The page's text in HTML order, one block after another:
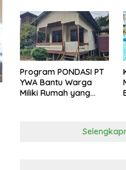
Masyarakat Bijak
Sikapi Efisiensi
Anggaran
Program PONDASI PT
YWA Bantu Warga
Miliki Rumah yang